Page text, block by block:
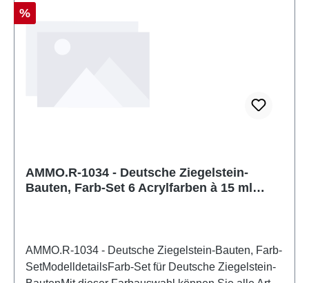
Rabatt
%
AMMO.R-1034 - Deutsche Ziegelstein-
Bauten, Farb-Set 6 Acrylfarben à 15 ml
AMMO.R-1034 - Deutsche Ziegelstein-Bauten, Farb-
SetModelldetailsFarb-Set für Deutsche Ziegelstein-